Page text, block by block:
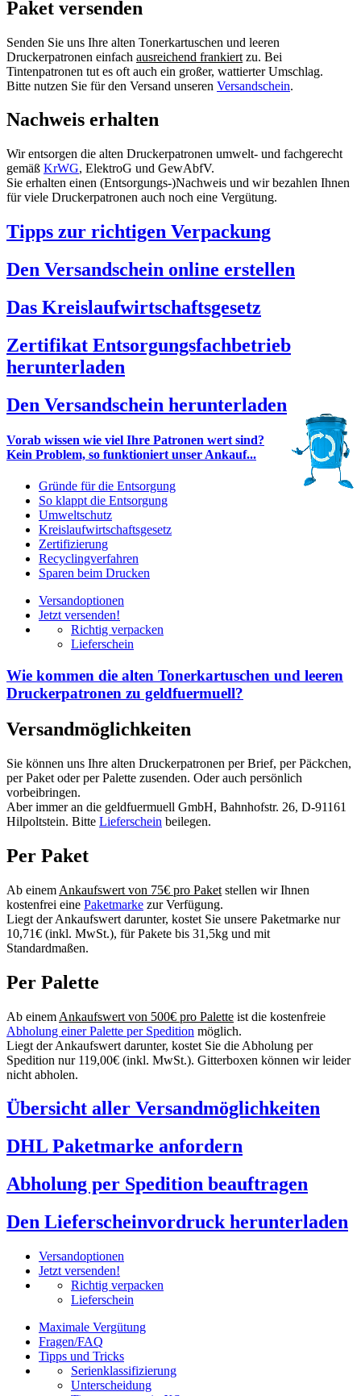
Paket versenden
Senden Sie uns Ihre alten Tonerkartuschen und leeren
Druckerpatronen einfach ausreichend frankiert zu. Bei
Tintenpatronen tut es oft auch ein großer, wattierter Umschlag.
Bitte nutzen Sie für den Versand unseren Versandschein.
Nachweis erhalten
Wir entsorgen die alten Druckerpatronen umwelt- und fachgerecht
gemäß KrWG, ElektroG und GewAbfV.
Sie erhalten einen (Entsorgungs-)Nachweis und wir bezahlen Ihnen
für viele Druckerpatronen auch noch eine Vergütung.
Tipps zur richtigen Verpackung
Den Versandschein online erstellen
Das Kreislaufwirtschaftsgesetz
Zertifikat Entsorgungsfachbetrieb
herunterladen
Den Versandschein herunterladen
Vorab wissen wie viel Ihre Patronen wert sind?
Kein Problem, so funktioniert unser Ankauf...
Gründe für die Entsorgung
So klappt die Entsorgung
Umweltschutz
Kreislaufwirtschaftsgesetz
Zertifizierung
Recyclingverfahren
Sparen beim Drucken
Versandoptionen
Jetzt versenden!
Richtig verpacken
Lieferschein
Wie kommen die alten Tonerkartuschen und leeren
Druckerpatronen zu geldfuermuell?
Versandmöglichkeiten
Sie können uns Ihre alten Druckerpatronen per Brief, per Päckchen,
per Paket oder per Palette zusenden. Oder auch persönlich
vorbeibringen.
Aber immer an die geldfuermuell GmbH, Bahnhofstr. 26, D-91161
Hilpoltstein. Bitte Lieferschein beilegen.
Per Paket
Ab einem Ankaufswert von 75€ pro Paket stellen wir Ihnen
kostenfrei eine Paketmarke zur Verfügung.
Liegt der Ankaufswert darunter, kostet Sie unsere Paketmarke nur
10,71€ (inkl. MwSt.), für Pakete bis 31,5kg und mit
Standardmaßen.
Per Palette
Ab einem Ankaufswert von 500€ pro Palette ist die kostenfreie
Abholung einer Palette per Spedition möglich.
Liegt der Ankaufswert darunter, kostet Sie die Abholung per
Spedition nur 119,00€ (inkl. MwSt.). Gitterboxen können wir leider
nicht abholen.
Übersicht aller Versandmöglichkeiten
DHL Paketmarke anfordern
Abholung per Spedition beauftragen
Den Lieferscheinvordruck herunterladen
Versandoptionen
Jetzt versenden!
Richtig verpacken
Lieferschein
Maximale Vergütung
Fragen/FAQ
Tipps und Tricks
Serienklassifizierung
Unterscheidung